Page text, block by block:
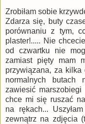
Zrobiłam sobie
Zdarza się, buty
porównaniu z tym,
plaster!..... Nie
od czwartku nie
zamiast pięty mam
przywiązana, za kilka
normalnych butach
zawiesić
chce mi się ruszać
na rękach...
zewnątrz na zdjęcia